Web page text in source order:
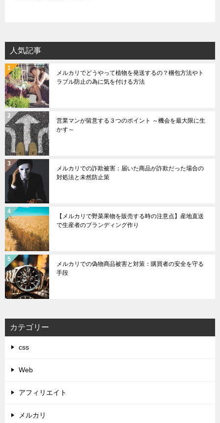
人気記事
メルカリでどうやって植物を発送するの？梱包方法やト
ラブル防止の為に気を付ける方法
営業マンが留意する３つのポイント ～機会を最大限に生
かす～
メルカリでの詐欺被害：届いた商品が詐欺だった場合の
対処法と未然防止策
【メルカリで野菜果物を販売する時の注意点】産地直送
で生産者のブランディング作り
メルカリでの偽物商品被害と対策：購買者の安全を守る
手段
カテゴリー
css
Web
アフィリエイト
メルカリ